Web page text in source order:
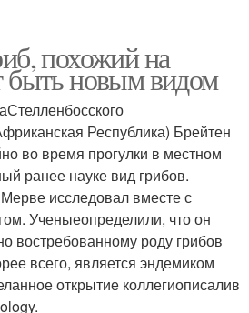
похожий на
новым видом
Республика) Брейтен
во время прогулки в местном
ранее науке вид грибов.
исследовал вместе с
Ученыеопределили, что он
востребованному роду грибов
всего, является эндемиком
открытие коллегиописалив